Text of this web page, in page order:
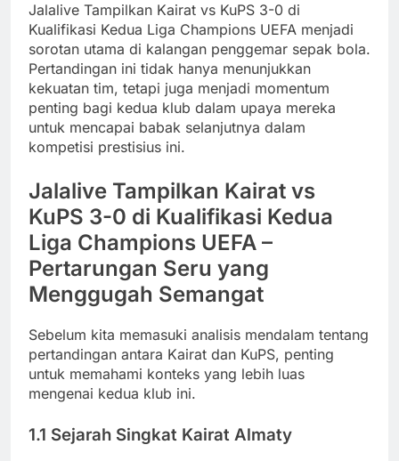
Jalalive Tampilkan Kairat vs KuPS 3-0 di
Kualifikasi Kedua Liga Champions UEFA menjadi
sorotan utama di kalangan penggemar sepak bola.
Pertandingan ini tidak hanya menunjukkan
kekuatan tim, tetapi juga menjadi momentum
penting bagi kedua klub dalam upaya mereka
untuk mencapai babak selanjutnya dalam
kompetisi prestisius ini.
Jalalive Tampilkan Kairat vs
KuPS 3-0 di Kualifikasi Kedua
Liga Champions UEFA –
Pertarungan Seru yang
Menggugah Semangat
Sebelum kita memasuki analisis mendalam tentang
pertandingan antara Kairat dan KuPS, penting
untuk memahami konteks yang lebih luas
mengenai kedua klub ini.
1.1 Sejarah Singkat Kairat Almaty